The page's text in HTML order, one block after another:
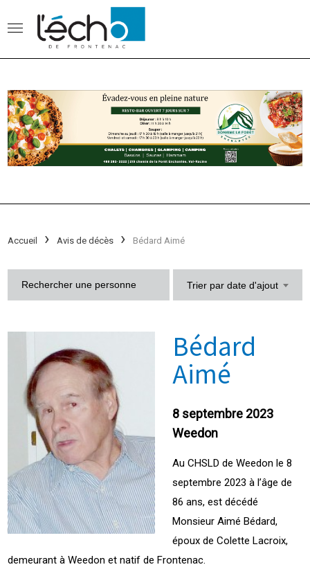
Accueil Avis de décès Bédard Aimé
Trier par date d'ajout
Bédard
Aimé
8 septembre 2023
Weedon
Au CHSLD de Weedon le 8
septembre 2023 à l’âge de
86 ans, est décédé
Monsieur Aimé Bédard,
époux de Colette Lacroix,
demeurant à Weedon et natif de Frontenac.